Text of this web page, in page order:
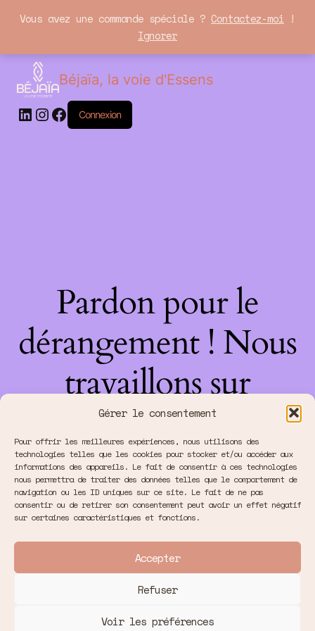
Gérer le consentement
Pour offrir les meilleures expériences, nous utilisons des
technologies telles que les cookies pour stocker et/ou accéder aux
informations des appareils. Le fait de consentir à ces technologies
nous permettra de traiter des données telles que le comportement de
navigation ou les ID uniques sur ce site. Le fait de ne pas
consentir ou de retirer son consentement peut avoir un effet négatif
sur certaines caractéristiques et fonctions.
Accepter
Refuser
Voir les préférences
Vous avez une commande spéciale ? Contactez-moi !
Ignorer
Béjaïa, la voie d'Essens
Connexion
Pardon pour le
dérangement ! Nous
travaillons sur
quelque chose de
fantastique –
revenez bientôt !